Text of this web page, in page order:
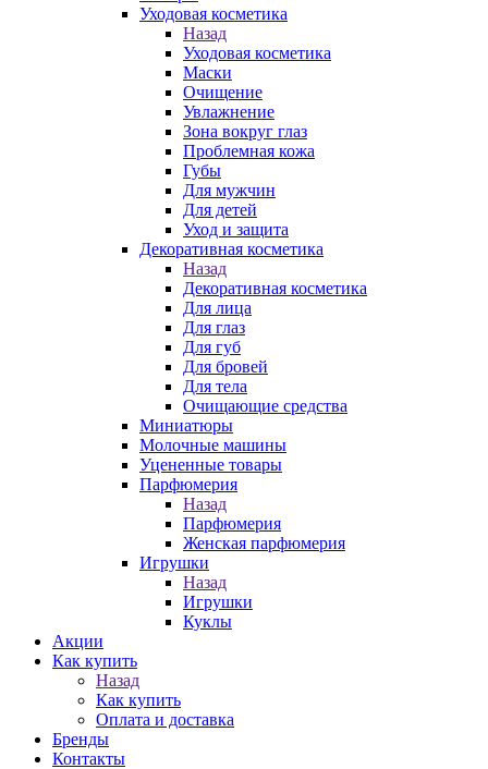
Уходовая косметика
Назад
Уходовая косметика
Маски
Очищение
Увлажнение
Зона вокруг глаз
Проблемная кожа
Губы
Для мужчин
Для детей
Уход и защита
Декоративная косметика
Назад
Декоративная косметика
Для лица
Для глаз
Для губ
Для бровей
Для тела
Очищающие средства
Миниатюры
Молочные машины
Уцененные товары
Парфюмерия
Назад
Парфюмерия
Женская парфюмерия
Игрушки
Назад
Игрушки
Куклы
Акции
Как купить
Назад
Как купить
Оплата и доставка
Бренды
Контакты